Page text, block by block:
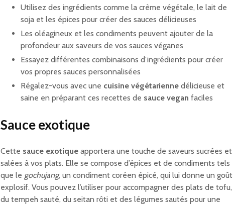
Utilisez des ingrédients comme la crème végétale, le lait de
soja et les épices pour créer des sauces délicieuses
Les oléagineux et les condiments peuvent ajouter de la
profondeur aux saveurs de vos sauces véganes
Essayez différentes combinaisons d’ingrédients pour créer
vos propres sauces personnalisées
Régalez-vous avec une cuisine végétarienne délicieuse et
saine en préparant ces recettes de sauce vegan faciles
Sauce exotique
Cette sauce exotique apportera une touche de saveurs sucrées et
salées à vos plats. Elle se compose d’épices et de condiments tels
que le gochujang, un condiment coréen épicé, qui lui donne un goût
explosif. Vous pouvez l’utiliser pour accompagner des plats de tofu,
du tempeh sauté, du seitan rôti et des légumes sautés pour une